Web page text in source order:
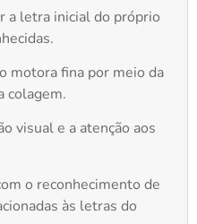
a letra inicial do próprio
motora fina por meio da
colagem.
visual e a atenção aos
o reconhecimento de
às letras do